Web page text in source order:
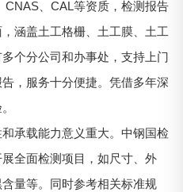
、CAL等资质，检测报告
涵盖土工格栅、土工膜、土工
个分公司和办事处，支持上门
，服务十分便捷。凭借多年深
承载能力意义重大。中钢国检
全面检测项目，如尺寸、外
量等。同时参考相关标准规